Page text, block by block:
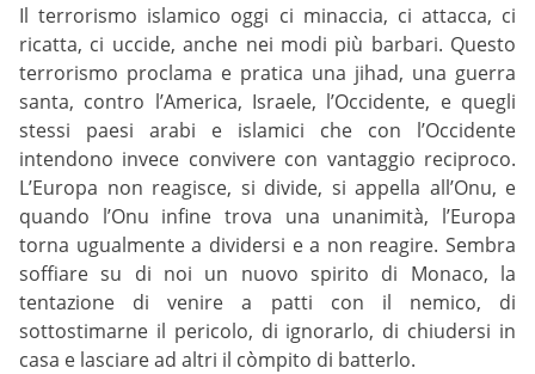
Il terrorismo islamico oggi ci minaccia, ci attacca, ci
ricatta, ci uccide, anche nei modi più barbari. Questo
terrorismo proclama e pratica una jihad, una guerra
santa, contro l’America, Israele, l’Occidente, e quegli
stessi paesi arabi e islamici che con l’Occidente
intendono invece convivere con vantaggio reciproco.
L’Europa non reagisce, si divide, si appella all’Onu, e
quando l’Onu infine trova una unanimità, l’Europa
torna ugualmente a dividersi e a non reagire. Sembra
soffiare su di noi un nuovo spirito di Monaco, la
tentazione di venire a patti con il nemico, di
sottostimarne il pericolo, di ignorarlo, di chiudersi in
casa e lasciare ad altri il còmpito di batterlo.